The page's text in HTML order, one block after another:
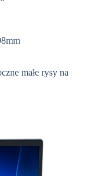
małe rysy na